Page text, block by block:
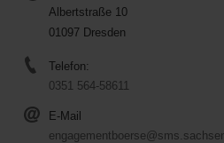
Albertstraße 10
01097 Dresden
Telefon:
0351 564-58611
E-Mail